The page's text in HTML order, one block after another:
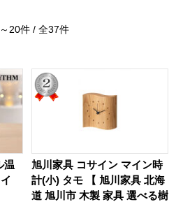
20件 / 全37件
温
旭川家具 コサイン マイン時
計(小) タモ 【 旭川家具 北海
道 旭川市 木製 家具 選べる樹